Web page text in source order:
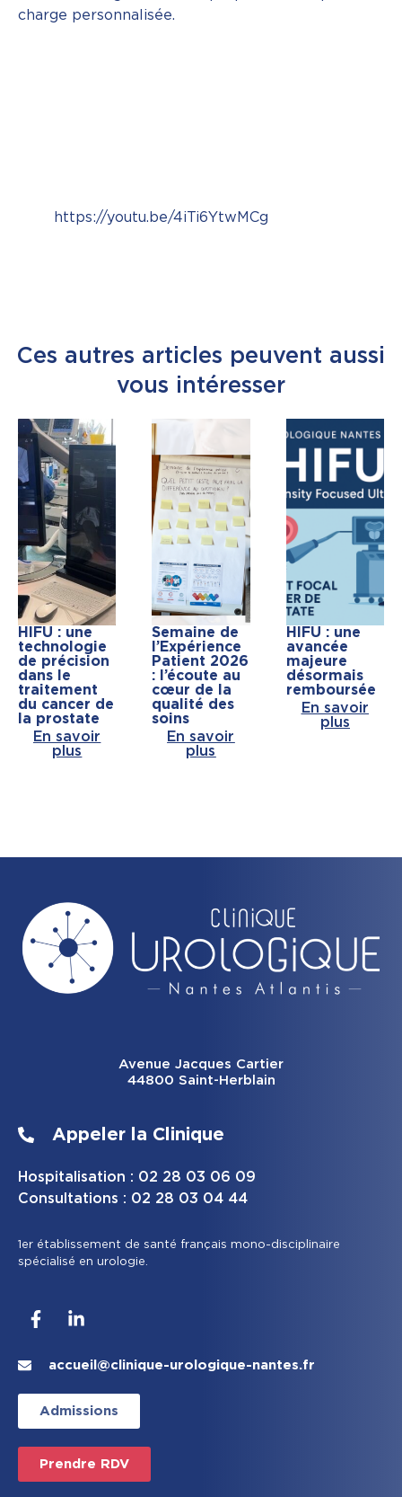
charge personnalisée.
https://youtu.be/4iTi6YtwMCg
Ces autres articles peuvent aussi
vous intéresser
HIFU : une
technologie
de précision
dans le
traitement
du cancer de
la prostate
En savoir
plus
Semaine de
l’Expérience
Patient 2026
: l’écoute au
cœur de la
qualité des
soins
En savoir
plus
HIFU : une
avancée
majeure
désormais
remboursée
En savoir
plus
Avenue Jacques Cartier
44800 Saint-Herblain
Appeler la Clinique
Hospitalisation : 02 28 03 06 09
Consultations : 02 28 03 04 44
1er établissement de santé français mono-disciplinaire
spécialisé en urologie.
accueil@clinique-urologique-nantes.fr
Admissions
Prendre RDV